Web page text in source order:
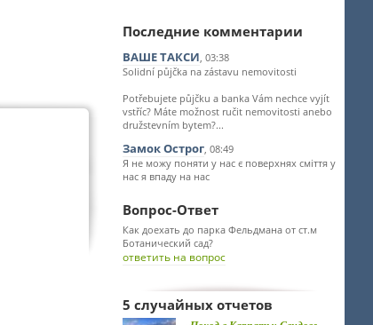
Последние комментарии
ВАШЕ ТАКСИ, 03:38
Solidní půjčka na zástavu nemovitosti
Potřebujete půjčku a banka Vám nechce vyjít
vstříc? Máte možnost ručit nemovitosti anebo
družstevním bytem?...
Замок Острог, 08:49
Я не можу поняти у нас є поверхнях сміття у
нас я впаду на нас
Вопрос-Ответ
Как доехать до парка Фельдмана от ст.м
Ботанический сад?
ответить на вопрос
5 случайных отчетов